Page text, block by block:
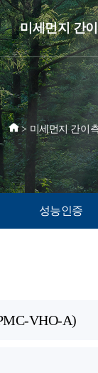
미세먼지 간
> 미세먼지 간이
성능인증
VHO-A)